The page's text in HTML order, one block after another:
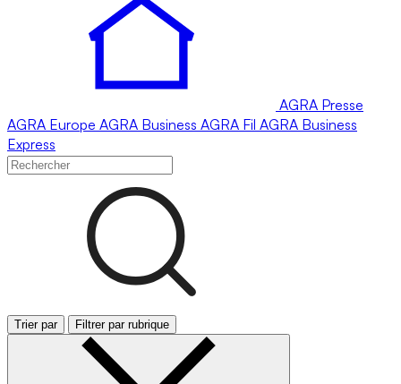
AGRA Presse
AGRA Europe AGRA Business AGRA Fil AGRA Business
Express
Trier par Filtrer par rubrique